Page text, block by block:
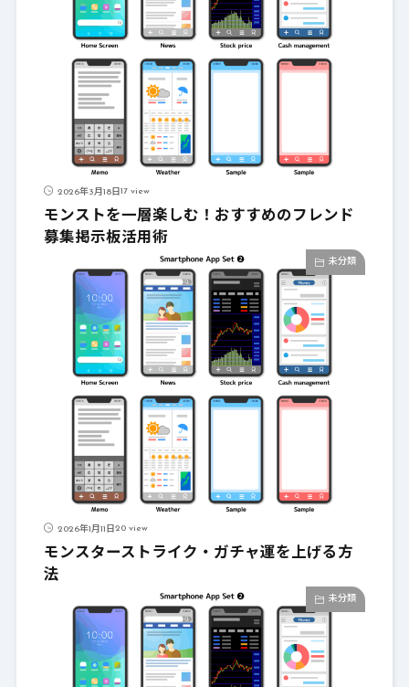
2026年3月18日17 view
モンストを一層楽しむ！おすすめのフレンド
募集掲示板活用術
未分類
2026年1月11日20 view
モンスターストライク・ガチャ運を上げる方
法
未分類